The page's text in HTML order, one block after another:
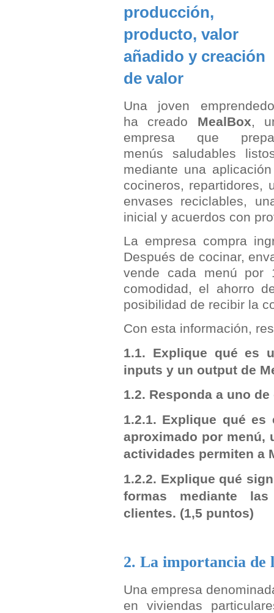
producción,
producto, valor
añadido y creación
de valor
Una joven
ha creado MealBox,
empresa que
menús saludables
mediante una
cocineros, repartidores,
envases reciclables,
inicial y acuerdos con
La empresa compra
Después de cocinar,
vende cada menú por
comodidad, el ahorro
posibilidad de recibir la
Con esta información,
1.1. Explique qué es
inputs y un output de
1.2. Responda a uno
1.2.1. Explique qué
aproximado por menú,
actividades permiten a
1.2.2. Explique qué
formas mediante
clientes. (1,5 puntos)
2. La importancia de
Una empresa
en viviendas